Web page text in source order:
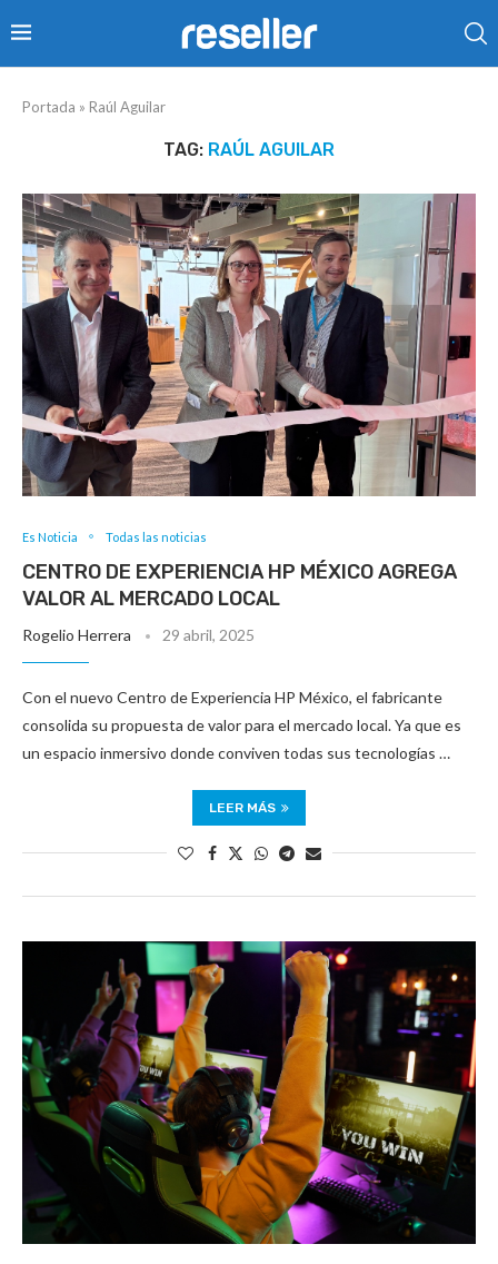
Portada » Raúl Aguilar
TAG: RAÚL AGUILAR
Es Noticia Todas las noticias
CENTRO DE EXPERIENCIA HP MÉXICO AGREGA
VALOR AL MERCADO LOCAL
Rogelio Herrera 29 abril, 2025
Con el nuevo Centro de Experiencia HP México, el fabricante
consolida su propuesta de valor para el mercado local. Ya que es
un espacio inmersivo donde conviven todas sus tecnologías …
LEER MÁS